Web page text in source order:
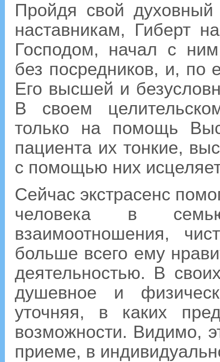
Пройдя свой
наставникам, Гиберт
Господом, начал с
без посредников, и, по
Его высшей и
В своем
только на помощь
пациента их тонкие,
с помощью них
Сейчас экстрасенс
человека в
взаимоотношения,
больше всего ему
деятельностью. В
душевное и
уточняя, в каких
возможности. Видимо,
приеме, в